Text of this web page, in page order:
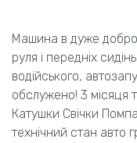
Машина в дуже
руля і передніх
водійського,
обслужено! 3 місяця
Катушки Свічки
технічний стан авто